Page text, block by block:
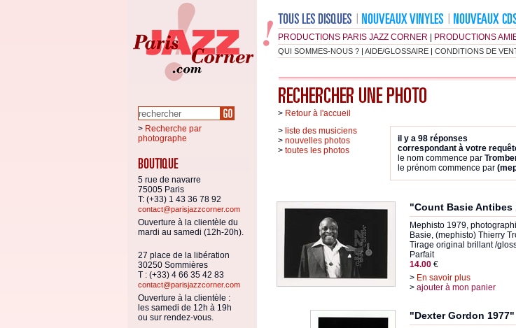
PRODUCTIONS PARIS JAZZ CORNER PRODUCTIONS
QUI SOMMES-NOUS ? | AIDE/GLOSSAIRE | CONDITIONS DE
> Recherche par
photographe
5 rue de navarre
75005 Paris
T: (+33) 1 43 36 78 92
contact@parisjazzcorner.com
Ouverture à la clientèle du
mardi au samedi (12h-20h).
27 place de la libération
30250 Sommières
T : (+33) 4 66 35 42 83
contact@parisjazzcorner.com
Ouverture à la clientèle :
les samedi de 12h à 19h
ou sur rendez-vous.
> Retour à l'accueil
> liste des musiciens
> nouvelles photos
> toutes les photos
il y a 98 réponses
correspondant à votre
le nom commence par
le prénom commence par
"Count Basie Antibes
Mephisto 1979,
Basie, (mephisto) Thierry
Tirage original brillant /
Parfait
14.00 €
> En savoir plus
> ajouter à mon panier
"Dexter Gordon 1977"